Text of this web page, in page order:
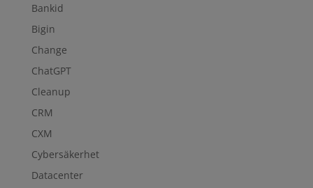
Bankid
Bigin
Change
ChatGPT
Cleanup
CRM
CXM
Cybersäkerhet
Datacenter